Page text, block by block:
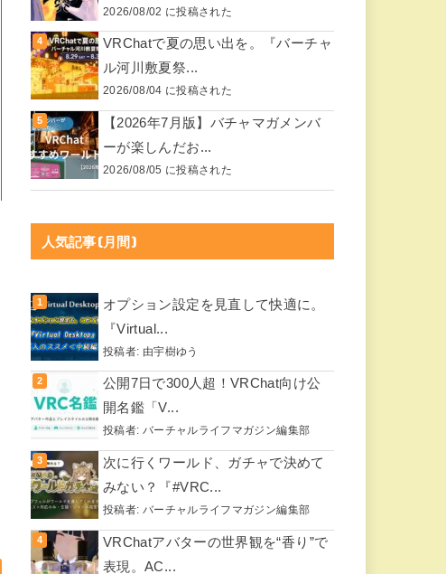
2026/08/02 に投稿された
VRChatで夏の思い出を。『バーチャ
ル河川敷夏祭...
2026/08/04 に投稿された
【2026年7月版】バチャマガメンバ
ーが楽しんだお...
2026/08/05 に投稿された
人気記事(月間)
オプション設定を見直して快適に。
『Virtual...
投稿者: 由宇樹ゆう
公開7日で300人超！VRChat向け公
開名鑑「V...
投稿者: バーチャルライフマガジン編集部
次に行くワールド、ガチャで決めて
みない？『#VRC...
投稿者: バーチャルライフマガジン編集部
VRChatアバターの世界観を“香り”で
表現。AC...